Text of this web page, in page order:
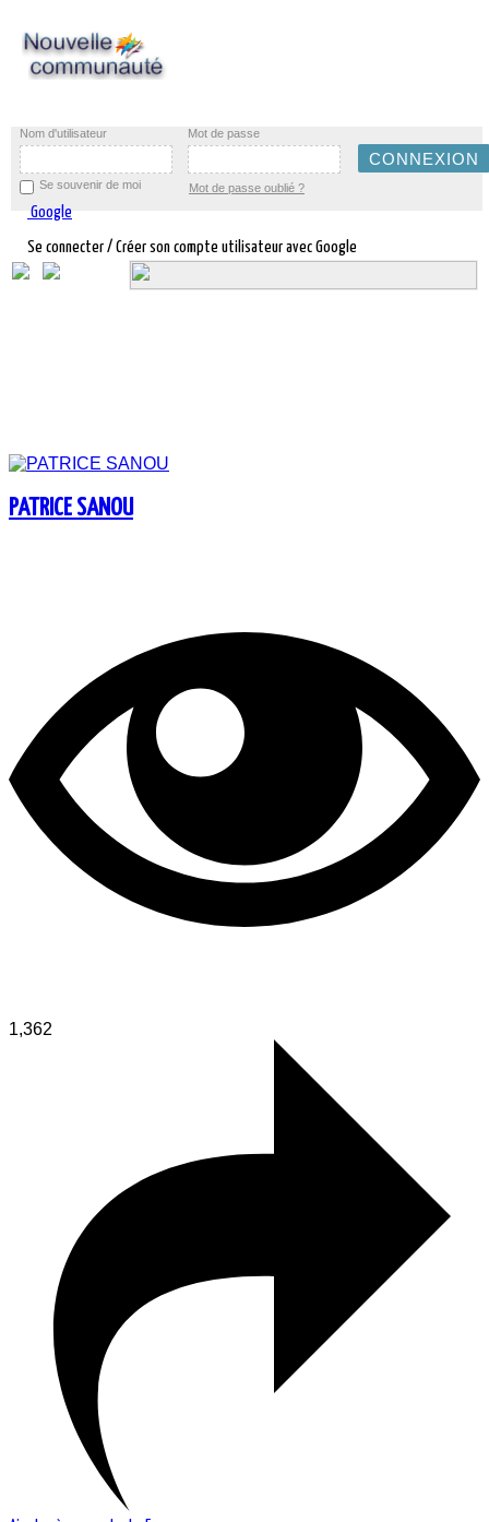
Nom d'utilisateur Mot de passe
Se souvenir de moi Mot de passe oublié ?
Google
Se connecter / Créer son compte utilisateur avec Google
PATRICE SANOU
1,362